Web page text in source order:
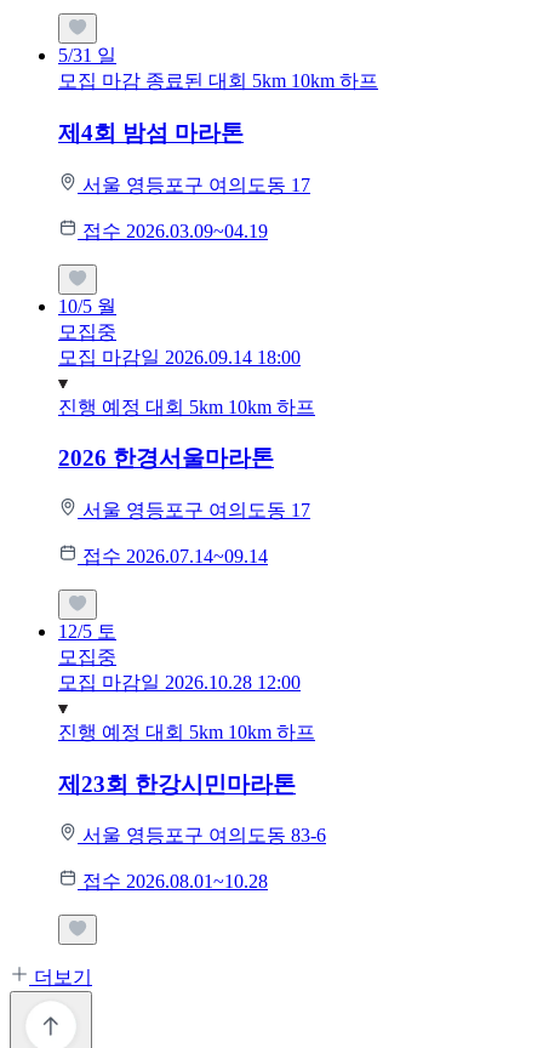
5/31 일
모집 마감 종료된 대회 5km 10km 하프
제4회 밤섬 마라톤
서울 영등포구 여의도동 17
접수 2026.03.09~04.19
10/5 월
모집중
모집 마감일 2026.09.14 18:00
진행 예정 대회 5km 10km 하프
2026 한경서울마라톤
서울 영등포구 여의도동 17
접수 2026.07.14~09.14
12/5 토
모집중
모집 마감일 2026.10.28 12:00
진행 예정 대회 5km 10km 하프
제23회 한강시민마라톤
서울 영등포구 여의도동 83-6
접수 2026.08.01~10.28
더보기